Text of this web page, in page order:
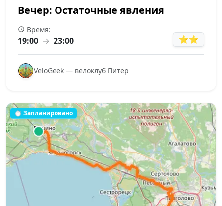
Вечер: Остаточные явления
Время:
19:00 → 23:00 ⭐⭐
VeloGeek — велоклуб Питер
⏱ Запланировано